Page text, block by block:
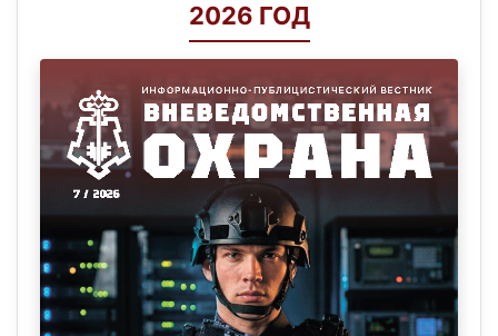
2026 ГОД